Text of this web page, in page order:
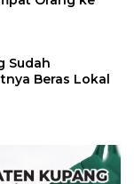
Sudah
Beras Lokal